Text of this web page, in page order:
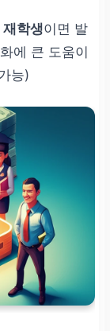
학생이면 발
에 큰 도움이
능)